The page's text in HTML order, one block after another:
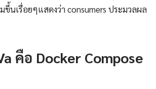
ขึ้นเรื่อยๆแสดงว่า consumers ประมวลผล
คือ Docker Compose